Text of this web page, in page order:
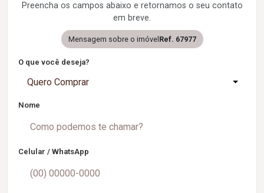
Preencha os campos abaixo e retornamos o seu contato
em breve.
Mensagem sobre o imóvel Ref. 67977
O que você deseja?
Quero Comprar
Nome
Celular / WhatsApp